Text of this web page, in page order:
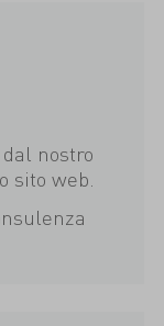
nostro
sito web.